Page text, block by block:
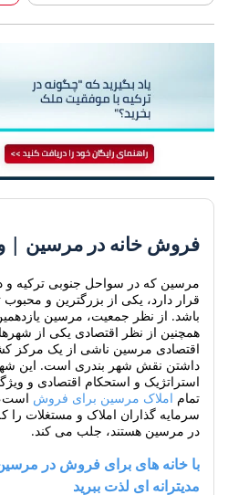
فروش خانه در مرسین |
مرسین که در سواحل جنوبی ترکیه و
قرار دارد، یکی از بزرگترین و
باشد. از نظر جمعیت، مرسین
همچنین از نظر اقتصادی یکی از
اقتصادی مرسین ناشی از یک مرکز
داشتن نقش شهر بندری است. این
استراتژیک و استحکام اقتصادی و
تماماملاک مرسین برای فروش است،
سرمایه گذاران املاک و مستغلات را
در مرسین هستند، جلب می کند.
با خانه های برای فروش در
مدیترانه ای لذت ببرید